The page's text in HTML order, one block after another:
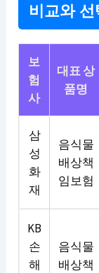
비교와
보
험
사
대표 상
품명
삼
성
화
재
음식물
배상책
임보험
KB
손
해
음식물
배상책